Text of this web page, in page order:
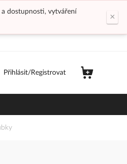
dostupnosti, vytváření
×
Přihlásit/Registrovat